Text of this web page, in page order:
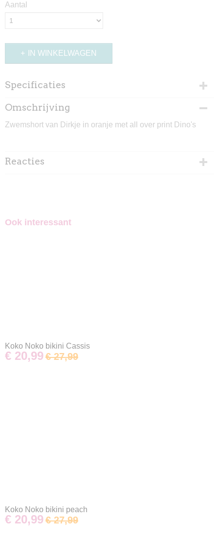
Aantal
IN WINKELWAGEN
Specificaties
Productcode
1094-3244
Omschrijving
Zwemshort van Dirkje in oranje met all over print Dino's
Reacties
Ook interessant
Koko Noko bikini Cassis
€ 20,99 € 27,99
Koko Noko bikini peach
€ 20,99 € 27,99